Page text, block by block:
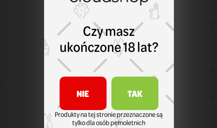
Czy masz
ukończone 18 lat?
NIE TAK
Produkty na tej stronie przeznaczone są
tylko dla osób pełnoletnich